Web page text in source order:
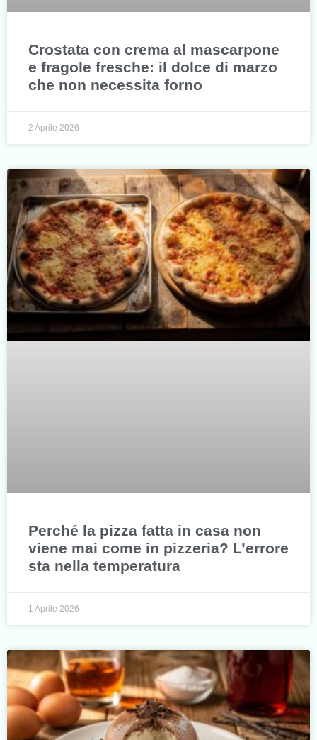
Crostata con crema al mascarpone
e fragole fresche: il dolce di marzo
che non necessita forno
2 Aprile 2026
Perché la pizza fatta in casa non
viene mai come in pizzeria? L’errore
sta nella temperatura
1 Aprile 2026